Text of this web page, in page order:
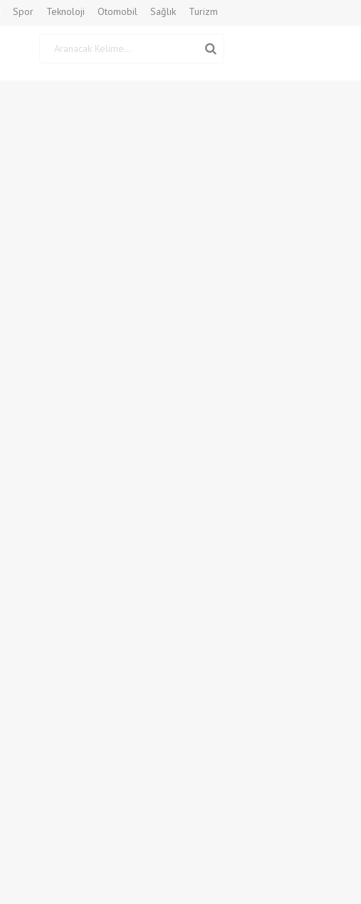
Spor Teknoloji Otomobil Sağlık Turizm